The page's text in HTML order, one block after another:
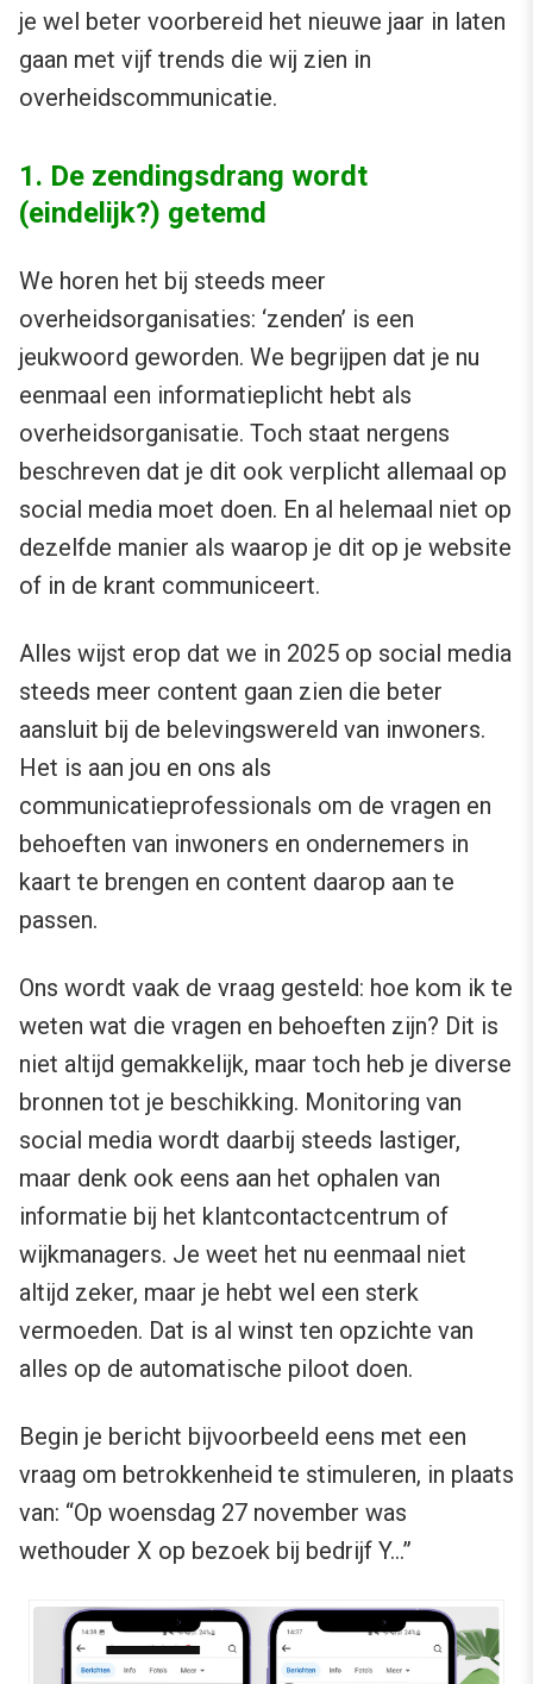
je wel beter voorbereid het nieuwe jaar in laten
gaan met vijf trends die wij zien in
overheidscommunicatie.
1. De zendingsdrang wordt
(eindelijk?) getemd
We horen het bij steeds meer
overheidsorganisaties: ‘zenden’ is een
jeukwoord geworden. We begrijpen dat je nu
eenmaal een informatieplicht hebt als
overheidsorganisatie. Toch staat nergens
beschreven dat je dit ook verplicht allemaal op
social media moet doen. En al helemaal niet op
dezelfde manier als waarop je dit op je website
of in de krant communiceert.
Alles wijst erop dat we in 2025 op social media
steeds meer content gaan zien die beter
aansluit bij de belevingswereld van inwoners.
Het is aan jou en ons als
communicatieprofessionals om de vragen en
behoeften van inwoners en ondernemers in
kaart te brengen en content daarop aan te
passen.
Ons wordt vaak de vraag gesteld: hoe kom ik te
weten wat die vragen en behoeften zijn? Dit is
niet altijd gemakkelijk, maar toch heb je diverse
bronnen tot je beschikking. Monitoring van
social media wordt daarbij steeds lastiger,
maar denk ook eens aan het ophalen van
informatie bij het klantcontactcentrum of
wijkmanagers. Je weet het nu eenmaal niet
altijd zeker, maar je hebt wel een sterk
vermoeden. Dat is al winst ten opzichte van
alles op de automatische piloot doen.
Begin je bericht bijvoorbeeld eens met een
vraag om betrokkenheid te stimuleren, in plaats
van: “Op woensdag 27 november was
wethouder X op bezoek bij bedrijf Y…”